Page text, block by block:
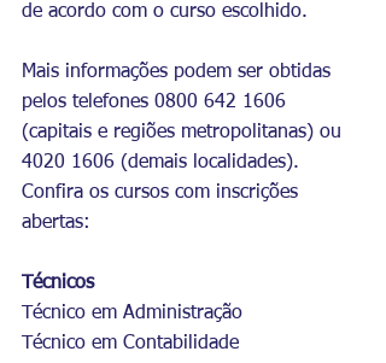
de acordo com o curso escolhido.
Mais informações podem ser obtidas
pelos telefones 0800 642 1606
(capitais e regiões metropolitanas) ou
4020 1606 (demais localidades).
Confira os cursos com inscrições
abertas:
Técnicos
Técnico em Administração
Técnico em Contabilidade